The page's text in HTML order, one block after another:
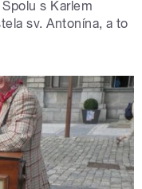
s Karlem
sv. Antonína, a to